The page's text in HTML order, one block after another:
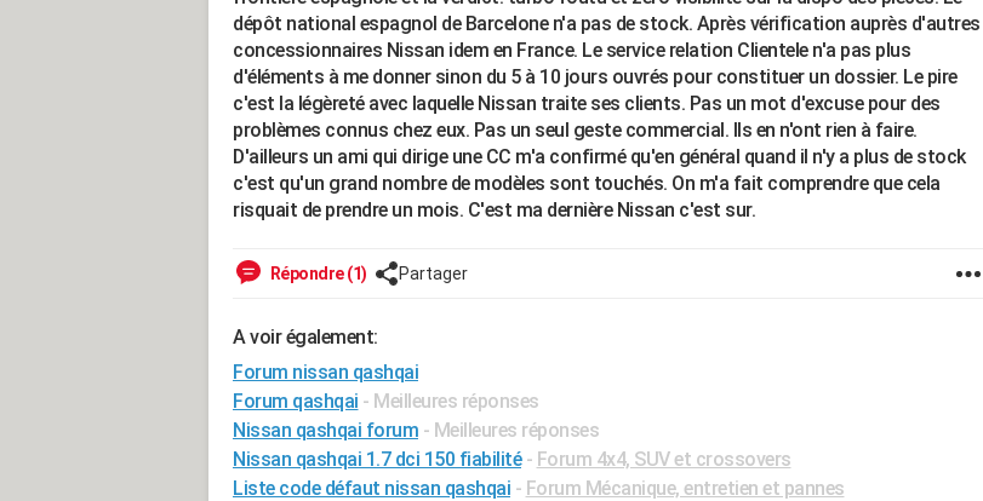
dépôt national espagnol de Barcelone n'a pas de stock. Après vérification auprès d'autres
concessionnaires Nissan idem en France. Le service relation Clientele n'a pas plus
d'éléments à me donner sinon du 5 à 10 jours ouvrés pour constituer un dossier. Le pire
c'est la légèreté avec laquelle Nissan traite ses clients. Pas un mot d'excuse pour des
problèmes connus chez eux. Pas un seul geste commercial. Ils en n'ont rien à faire.
D'ailleurs un ami qui dirige une CC m'a confirmé qu'en général quand il n'y a plus de stock
c'est qu'un grand nombre de modèles sont touchés. On m'a fait comprendre que cela
risquait de prendre un mois. C'est ma dernière Nissan c'est sur.
Répondre (1) Partager
A voir également:
Forum nissan qashqai
Forum qashqai - Meilleures réponses
Nissan qashqai forum - Meilleures réponses
Nissan qashqai 1.7 dci 150 fiabilité - Forum 4x4, SUV et crossovers
Liste code défaut nissan qashqai - Forum Mécanique, entretien et pannes